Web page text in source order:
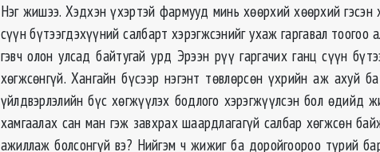
Нэг жишээ. Хэдхэн үхэртэй фармууд минь хөөрхий хөөрхий гэсэн
сүүн бүтээгдэхүүний салбарт хэрэгжсэнийг ухаж гаргавал тоогоо
гэвч олон улсад байтугай урд Эрээн рүү гаргачих ганц сүүн
хөгжсөнгүй. Хангайн бүсээр нэгэнт төвлөрсөн үхрийн аж ахуй
үйлдвэрлэлийн бүс хөгжүүлэх бодлого хэрэгжүүлсэн бол өдийд
хамгаалах сан ман гэж завхрах шаардлагагүй салбар хөгжсөн
ажиллаж болсонгүй вэ? Нийгэм ч жижиг ба доройгоороо түрий